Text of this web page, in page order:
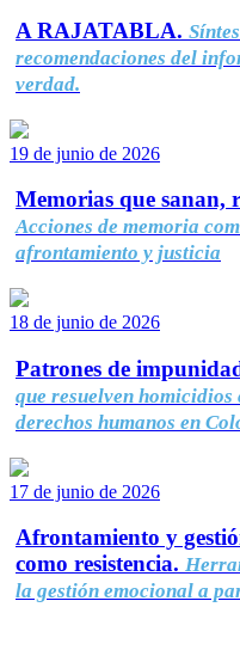
A RAJATABLA.
recomendaciones del
verdad.
19 de junio de 2026
Memorias que sanan,
Acciones de memoria
afrontamiento y justicia
18 de junio de 2026
Patrones de
que resuelven homicidios
derechos humanos en
17 de junio de 2026
Afrontamiento y
como resistencia.
la gestión emocional a